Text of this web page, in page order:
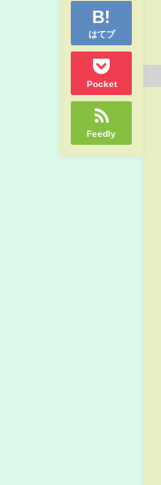
はてブ
Pocket
Feedly